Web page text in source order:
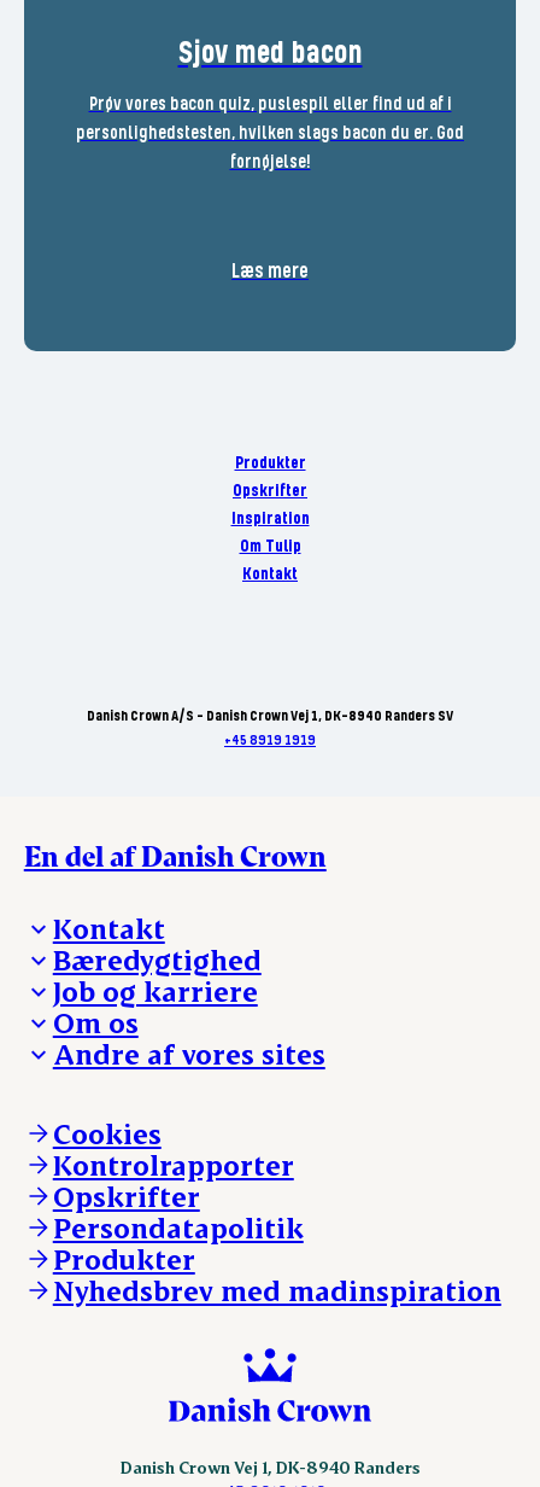
Sjov med bacon
Prøv vores bacon quiz, puslespil eller find ud af i
personlighedstesten, hvilken slags bacon du er. God
fornøjelse!
Læs mere
Produkter
Opskrifter
Inspiration
Om Tulip
Kontakt
Danish Crown A/S - Danish Crown Vej 1, DK-8940 Randers SV
+45 8919 1919
En del af Danish Crown
Kontakt
Besøg Danish Crown
Presse og nyheder
Reklamationer
Whistleblower
Øvrige henvendelser
Bæredygtighed
Fra jord til bord
Hverdagen
Ansvarlighed og nøgletal
Job og karriere
Arbejd med os
Ledige stillinger
Om os
Hvem er vi
Vores resultater
Vores lokationer
Kontakt
Andre af vores sites
Andelsejere - kreatur
Danishcrownprofessional.com
DAT-Schaub.com
ESS-FOOD.com
Fonden Dansk Gastronomi
KLS.se
nordicspoor.com
Scanhide.dk
Cookies
Kontrolrapporter
Opskrifter
Persondatapolitik
Produkter
Nyhedsbrev med madinspiration
Danish Crown Vej 1, DK-8940 Randers